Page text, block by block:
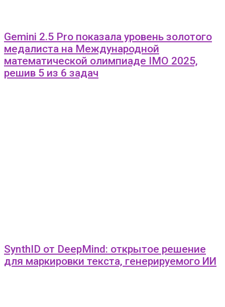
Gemini 2.5 Pro показала уровень золотого
медалиста на Международной
математической олимпиаде IMO 2025,
решив 5 из 6 задач
SynthID от DeepMind: открытое решение
для маркировки текста, генерируемого ИИ